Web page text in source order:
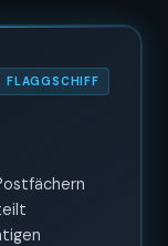
FLAGGSCHIFF